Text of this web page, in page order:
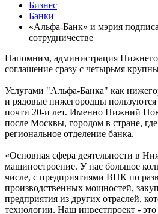
Бизнес
Банки
«Альфа-Банк» и мэрия
сотрудничестве
Напомним, администрация Нижнего
соглашение сразу с четырьмя
Услугами "Альфа-Банка" как
и рядовые нижегородцы
почти 20-и лет. Именно Нижний
после Москвы, городом в стране,
региональное отделение банка.
«Основная сфера деятельности в
машиностроение. У нас большое
числе, с предприятиями ВПК по
производственных мощностей,
предприятия из других отраслей,
технологии. Наш инвестпроект -